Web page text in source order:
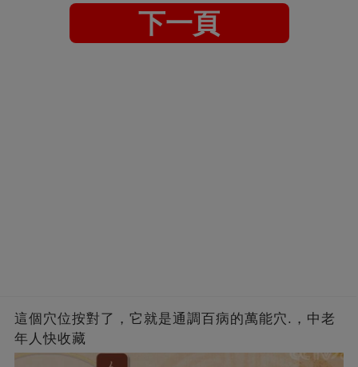
下一頁
這個穴位按對了，它就是通調百病的萬能穴.，中老
年人快收藏